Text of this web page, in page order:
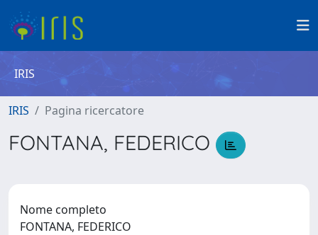
IRIS
IRIS Pagina ricercatore
FONTANA, FEDERICO
Nome completo
FONTANA, FEDERICO